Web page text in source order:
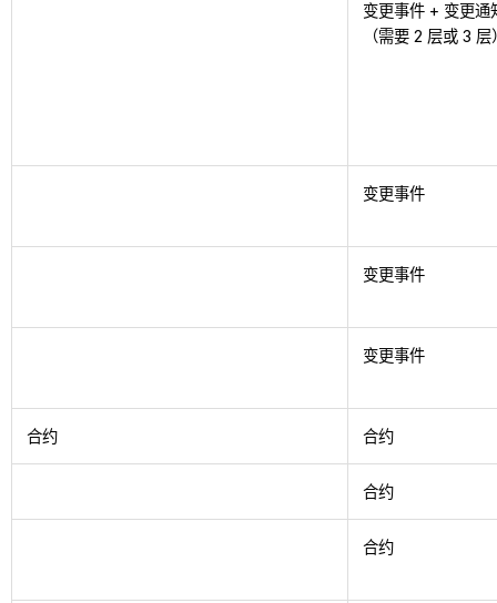
变更事件 + 变更通
（需要 2 层或 3 层
变更事件
变更事件
变更事件
合约 合约
合约
合约